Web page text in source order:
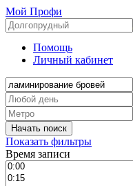
Мой Профи
Помощь
Личный кабинет
Показать фильтры
Время записи